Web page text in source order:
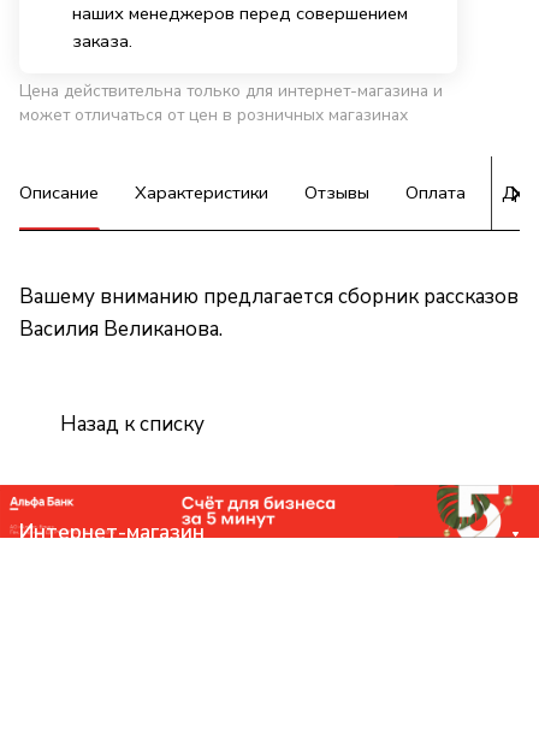
наших менеджеров перед совершением
заказа.
Цена действительна только для интернет-магазина и
может отличаться от цен в розничных магазинах
Описание Характеристики Отзывы Оплата
Вашему вниманию предлагается сборник рассказов
Василия Великанова.
Назад к списку
Интернет-магазин